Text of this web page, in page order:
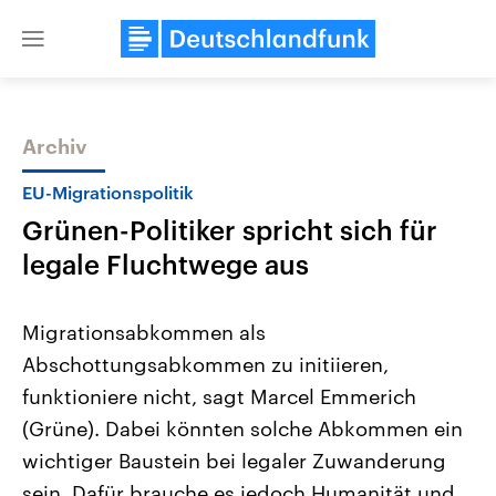
Close
Themen
Landtagswahl Sachsen-Anhalt
2026
Alle Informationen
Sachsen-Anhalt wählt am 6.
September 2026 einen neuen
Landtag. Seit 2021 wird das
Bundesland von einer Koalition aus
USA
Aktuelle Beiträge,
Hintergründe
Wirtschaftlich und
gehören die Vereinigten
den mächtigsten Ländern
mit großem Einfluss auf
Archiv
EU-Migrationspolitik
Grünen-Politiker spricht sich für
legale Fluchtwege aus
Migrationsabkommen als
Abschottungsabkommen zu initiieren,
funktioniere nicht, sagt Marcel Emmerich
(Grüne). Dabei könnten solche Abkommen ein
wichtiger Baustein bei legaler Zuwanderung